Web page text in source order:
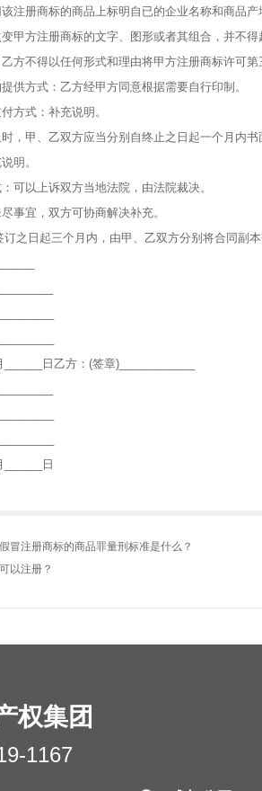
注册商标的商品上标明自已的企业名称和商品产
甲方注册商标的文字、图形或者其组合，并不得
方不得以任何形式和理由将甲方注册商标许可第
供方式：乙方经甲方同意根据需要自行印制。
方式：补充说明。
，甲、乙双方应当分别自终止之日起一个月内
明。
可以上诉双方当地法院，由法院裁决。
事宜，双方可协商解决补充。
之日起三个月内，由甲、乙双方分别将合同副
______日乙方：(签章)____________
______日
冒注册商标的商品罪量刑标准是什么？
以注册？
权集团
1167